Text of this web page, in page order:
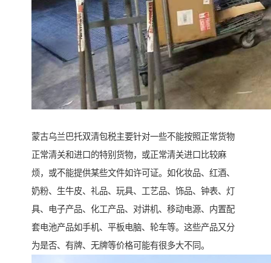
蒙古乌兰巴托双清包税主要针对一些不能按照正常货物
正常清关和进口的特别货物，或正常清关进口比较麻
烦，或不能提供某些文件如许可证。如化妆品、红酒、
奶粉、生牛皮、礼品、玩具、工艺品、饰品、钟表、灯
具、电子产品、化工产品、对讲机、移动电源、内置配
套电池产品如手机、平板电脑、轮车等。这些产品又分
为是否、有牌、无牌等价格可能有很多大不同。